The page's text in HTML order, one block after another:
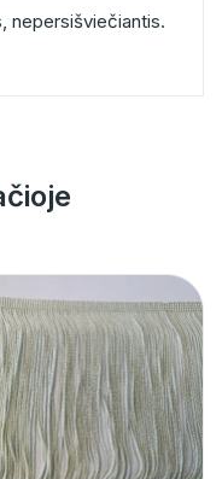
nepersišviečiantis.